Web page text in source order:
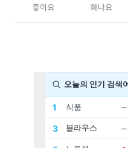
좋아요 화나요